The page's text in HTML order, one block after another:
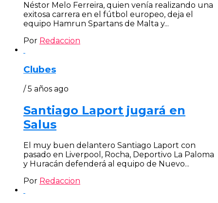
Néstor Melo Ferreira, quien venía realizando una
exitosa carrera en el fútbol europeo, deja el
equipo Hamrun Spartans de Malta y...
Por Redaccion
Clubes
/ 5 años ago
Santiago Laport jugará en
Salus
El muy buen delantero Santiago Laport con
pasado en Liverpool, Rocha, Deportivo La Paloma
y Huracán defenderá al equipo de Nuevo...
Por Redaccion